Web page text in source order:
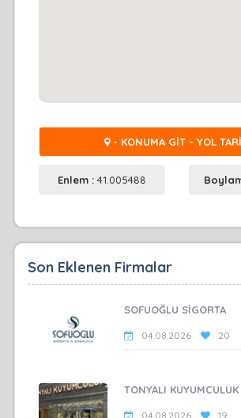
- KONUMA GİT - YOL
Enlem :41.005488
Son Eklenen Firmalar
SOFUOĞLU SİGORTA
04.08.2026 20
TONYALI KUYUMCULUK
04.08.2026 19